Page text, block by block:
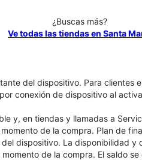
¿Buscas más?
Ve todas las tiendas en Santa
del dispositivo. Para clientes
conexión de dispositivo al
y, en tiendas y llamadas a
de la compra. Plan de
dispositivo. La disponibilidad
de la compra. El saldo